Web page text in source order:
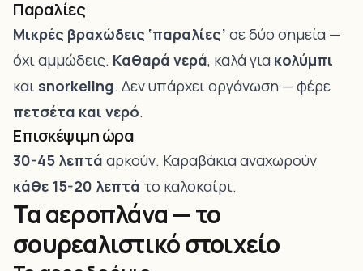
Παραλίες
Μικρές βραχώδεις ‘παραλίες’ σε δύο σημεία —
όχι αμμώδεις. Καθαρά νερά, καλά για κολύμπι
και snorkeling. Δεν υπάρχει οργάνωση — φέρε
πετσέτα και νερό.
Επισκέψιμη ώρα
30-45 λεπτά αρκούν. Καραβάκια αναχωρούν
κάθε 15-20 λεπτά το καλοκαίρι.
Τα αεροπλάνα — το
σουρεαλιστικό στοιχείο